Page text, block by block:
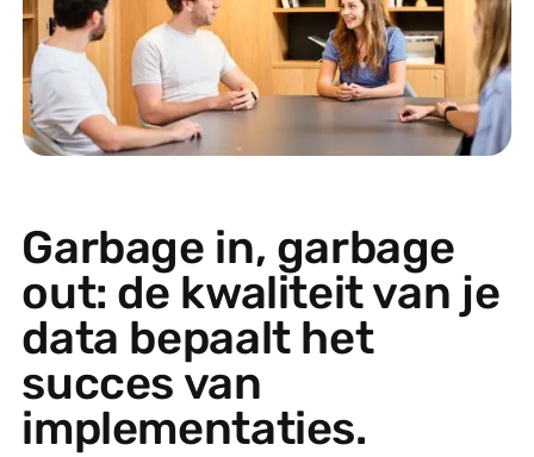
Garbage in, garbage
out: de kwaliteit van je
data bepaalt het
succes van
implementaties.